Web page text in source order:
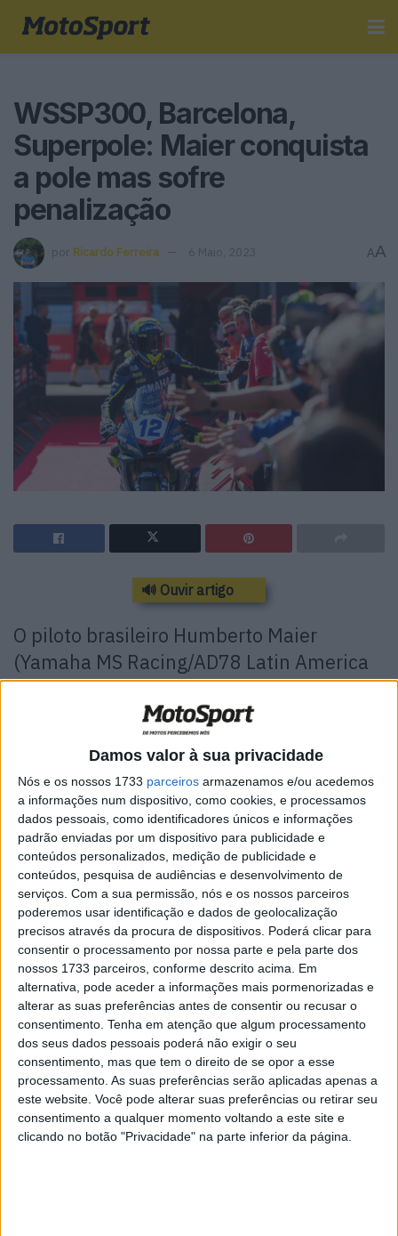
Damos valor à sua privacidade
Nós e os nossos 1733 parceiros armazenamos e/ou acedemos
a informações num dispositivo, como cookies, e processamos
dados pessoais, como identificadores únicos e informações
padrão enviadas por um dispositivo para publicidade e
conteúdos personalizados, medição de publicidade e
conteúdos, pesquisa de audiências e desenvolvimento de
serviços. Com a sua permissão, nós e os nossos parceiros
poderemos usar identificação e dados de geolocalização
precisos através da procura de dispositivos. Poderá clicar para
consentir o processamento por nossa parte e pela parte dos
nossos 1733 parceiros, conforme descrito acima. Em
alternativa, pode aceder a informações mais pormenorizadas e
alterar as suas preferências antes de consentir ou recusar o
consentimento. Tenha em atenção que algum processamento
dos seus dados pessoais poderá não exigir o seu
consentimento, mas que tem o direito de se opor a esse
processamento. As suas preferências serão aplicadas apenas a
este website. Você pode alterar suas preferências ou retirar seu
consentimento a qualquer momento voltando a este site e
clicando no botão "Privacidade" na parte inferior da página.
WSSP300, Barcelona,
Superpole: Maier conquista
a pole mas sofre
penalização
por Ricardo Ferreira 6 Maio, 2023 AA
🔊 Ouvir artigo
O piloto brasileiro Humberto Maier
(Yamaha MS Racing/AD78 Latin America
Team) conseguiu a pole position com um
novo recorde de volta na Superpole em
Barcelona. Foi a sua primeira pole
position no WorldSSP300, embora uma
sanção faça com que parta do final da
grelha de partida na Corrida 1.
A sessão foi marcada com bandeira vermelha devido a
uma pilotagem irresponsável alguns minutos após o
início da sessão com os pilotos convocados para uma
reunião no pitlane e o relógio continuou durante este
tempo, com a sessão ficando verde novamente a sete
minutos do final.
Maier estabeleceu um tempo de 1m55,169s quando a
sessão recomeçou para quebrar o recorde da Superpole
que foi estabelecido por Álvaro Diaz no ano passado ao
conquistar a pole position. No entanto, Maier vai começar
a Corrida 1 do final da grelha devido à lentidão na linha
de corrida no Treino Livre 1, o que significa que Fenton
Seabright (Kawasaki GP Project), que foi o segundo mais